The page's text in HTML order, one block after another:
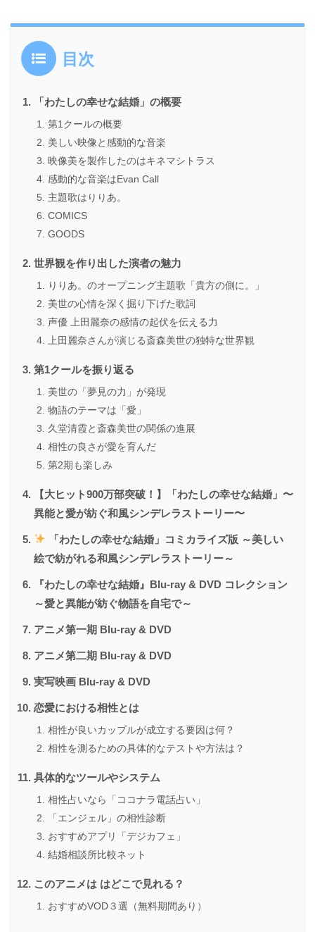
目次
「わたしの幸せな結婚」の概要
第1クールの概要
美しい映像と感動的な音楽
映像美を製作したのはキネマシトラス
感動的な音楽はEvan Call
主題歌はりりあ。
COMICS
GOODS
世界観を作り出した演者の魅力
りりあ。のオープニング主題歌「貴方の側に。」
美世の心情を深く掘り下げた歌詞
声優 上田麗奈の感情の起伏を伝える力
上田麗奈さんが演じる斎森美世の独特な世界観
第1クールを振り返る
美世の「夢見の力」が発現
物語のテーマは「愛」
久堂清霞と斎森美世の関係の進展
相性の良さが愛を育んだ
第2期も楽しみ
【大ヒット900万部突破！】「わたしの幸せな結婚」〜
異能と愛が紡ぐ和風シンデレラストーリー〜
「わたしの幸せな結婚」コミカライズ版 ～美しい
絵で紡がれる和風シンデレラストーリー～
『わたしの幸せな結婚』Blu-ray & DVD コレクション
～愛と異能が紡ぐ物語を自宅で～
アニメ第一期 Blu-ray & DVD
アニメ第二期 Blu-ray & DVD
実写映画 Blu-ray & DVD
恋愛における相性とは
相性が良いカップルが成立する要因は何？
相性を測るための具体的なテストや方法は？
具体的なツールやシステム
相性占いなら「ココナラ電話占い」
「エンジェル」の相性診断
おすすめアプリ「デジカフェ」
結婚相談所比較ネット
このアニメは はどこで見れる？
おすすめVOD３選（無料期間あり）